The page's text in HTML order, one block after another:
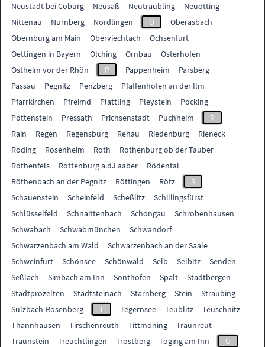
Neustadt bei Coburg
Neusäß Neutraubling
Neuötting
Nittenau
Nürnberg Nördlingen O
Oberasbach
Obernburg am Main
Oberviechtach
Ochsenfurt
Oettingen in Bayern
Olching Ornbau
Osterhofen
Ostheim vor der Rhön
P Pappenheim
Parsberg
Passau
Pegnitz Penzberg
Pfaffenhofen an der Ilm
Pfarrkirchen
Pfreimd Plattling Pleystein
Pocking
Pottenstein
Pressath Prichsenstadt Puchheim
R
Rain
Regen Regensburg Rehau Riedenburg
Rieneck
Roding
Rosenheim Roth
Rothenburg ob der Tauber
Rothenfels
Rottenburg a.d.Laaber
Rödental
Röthenbach an der Pegnitz
Röttingen Rötz
S
Schauenstein
Scheinfeld Scheßlitz
Schillingsfürst
Schlüsselfeld
Schnaittenbach Schongau
Schrobenhausen
Schwabach
Schwabmünchen
Schwandorf
Schwarzenbach am Wald
Schwarzenbach an der Saale
Schweinfurt
Schönsee Schönwald Selb Selbitz
Senden
Seßlach
Simbach am Inn Sonthofen Spalt
Stadtbergen
Stadtprozelten
Stadtsteinach Starnberg Stein
Straubing
Sulzbach-Rosenberg
T Tegernsee Teublitz
Teuschnitz
Thannhausen
Tirschenreuth Tittmoning
Traunreut
Traunstein
Treuchtlingen Trostberg Töging am Inn U